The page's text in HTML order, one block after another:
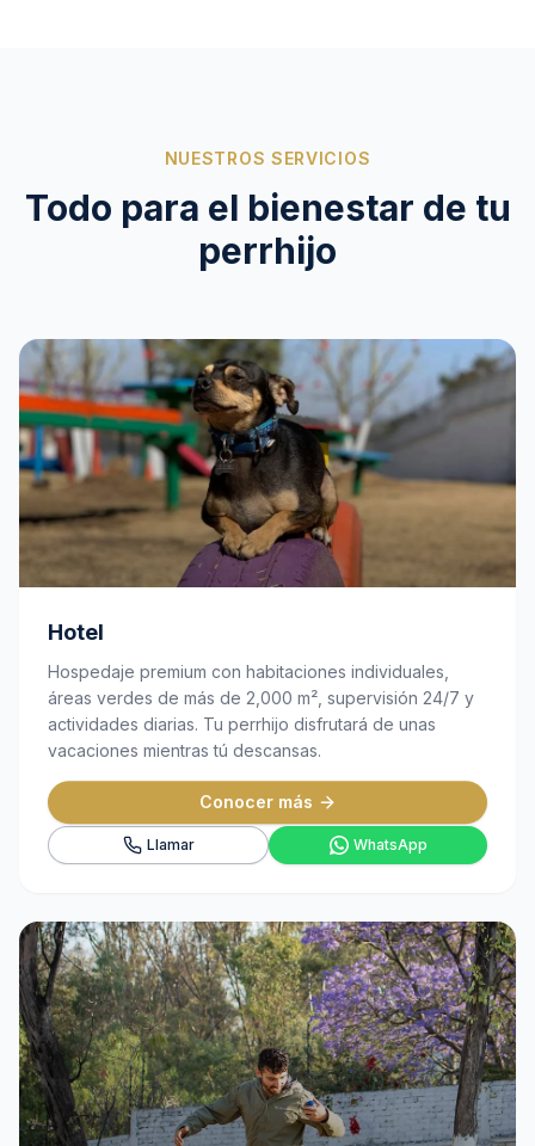
NUESTROS SERVICIOS
Todo para el bienestar de tu
perrhijo
Hotel
Hospedaje premium con habitaciones individuales,
áreas verdes de más de 2,000 m², supervisión 24/7 y
actividades diarias. Tu perrhijo disfrutará de unas
vacaciones mientras tú descansas.
Conocer más
Llamar WhatsApp